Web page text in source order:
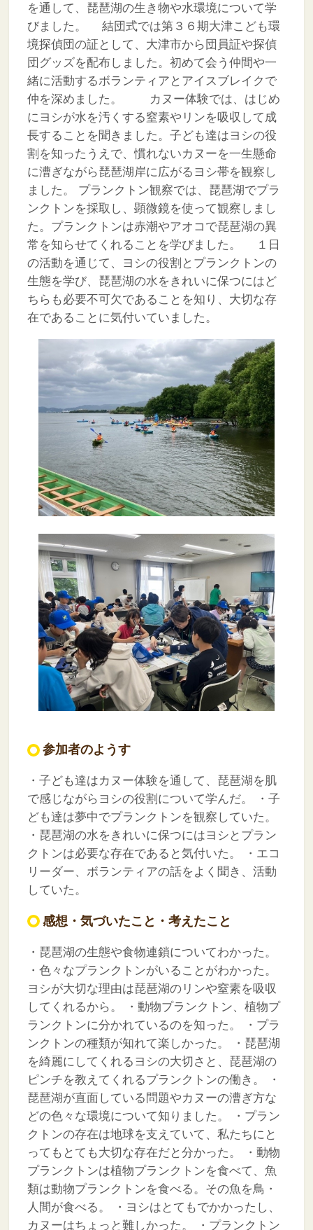
を通して、琵琶湖の生き物や水環境について学
びました。
結団式では第３６期大津こども環
境探偵団の証として、大津市から団員証や探偵
団グッズを配布しました。初めて会う仲間や一
緒に活動するボランティアとアイスブレイクで
仲を深めました。
カヌー体験では、はじめ
にヨシが水を汚くする窒素やリンを吸収して成
長することを聞きました。子ども達はヨシの役
割を知ったうえで、慣れないカヌーを一生懸命
に漕ぎながら琵琶湖岸に広がるヨシ帯を観察し
ました。
プランクトン観察では、琵琶湖でプラ
ンクトンを採取し、顕微鏡を使って観察しまし
た。プランクトンは赤潮やアオコで琵琶湖の異
常を知らせてくれることを学びました。
１日
の活動を通じて、ヨシの役割とプランクトンの
生態を学び、琵琶湖の水をきれいに保つにはど
ちらも必要不可欠であることを知り、大切な存
在であることに気付いていました。
参加者のようす
・子ども達はカヌー体験を通して、琵琶湖を肌
で感じながらヨシの役割について学んだ。
・子
ども達は夢中でプランクトンを観察していた。
・琵琶湖の水をきれいに保つにはヨシとプラン
クトンは必要な存在であると気付いた。
・エコ
リーダー、ボランティアの話をよく聞き、活動
していた。
感想・気づいたこと・考えたこと
・琵琶湖の生態や食物連鎖についてわかった。
・色々なプランクトンがいることがわかった。
ヨシが大切な理由は琵琶湖のリンや窒素を吸収
してくれるから。
・動物プランクトン、植物プ
ランクトンに分かれているのを知った。
・プラ
ンクトンの種類が知れて楽しかった。
・琵琶湖
を綺麗にしてくれるヨシの大切さと、琵琶湖の
ピンチを教えてくれるプランクトンの働き。
・
琵琶湖が直面している問題やカヌーの漕ぎ方な
どの色々な環境について知りました。
・プラン
クトンの存在は地球を支えていて、私たちにと
ってもとても大切な存在だと分かった。
・動物
プランクトンは植物プランクトンを食べて、魚
類は動物プランクトンを食べる。その魚を鳥・
人間が食べる。
・ヨシはとてもでかかったし、
カヌーはちょっと難しかった。
・プランクトン